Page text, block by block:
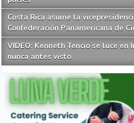
Costa Rica asume la
Confederación Panamericana de
VIDEO: Kenneth Tencio se luce
nunca antes visto